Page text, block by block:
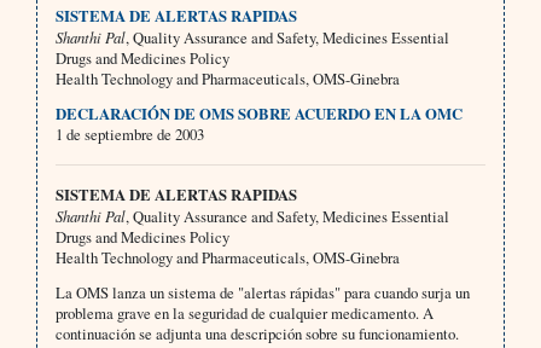
SISTEMA DE ALERTAS RAPIDAS
Shanthi Pal, Quality Assurance and Safety, Medicines Essential
Drugs and Medicines Policy
Health Technology and Pharmaceuticals, OMS-Ginebra
DECLARACIÓN DE OMS SOBRE ACUERDO EN LA OMC
1 de septiembre de 2003
SISTEMA DE ALERTAS RAPIDAS
Shanthi Pal, Quality Assurance and Safety, Medicines Essential
Drugs and Medicines Policy
Health Technology and Pharmaceuticals, OMS-Ginebra
La OMS lanza un sistema de "alertas rápidas" para cuando surja un
problema grave en la seguridad de cualquier medicamento. A
continuación se adjunta una descripción sobre su funcionamiento.